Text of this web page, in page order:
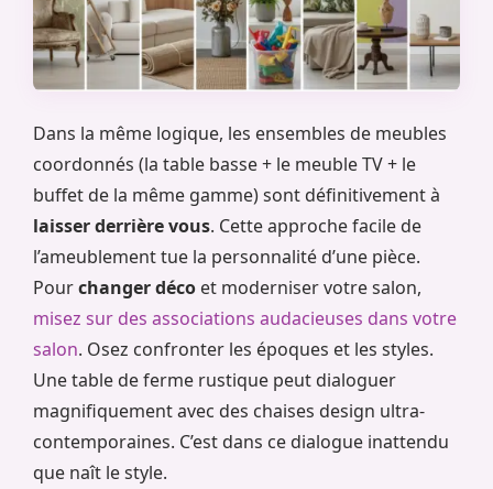
Dans la même logique, les ensembles de meubles
coordonnés (la table basse + le meuble TV + le
buffet de la même gamme) sont définitivement à
laisser derrière vous. Cette approche facile de
l’ameublement tue la personnalité d’une pièce.
Pourchanger déco et moderniser votre salon,
misez sur des associations audacieuses dans votre
salon. Osez confronter les époques et les styles.
Une table de ferme rustique peut dialoguer
magnifiquement avec des chaises design ultra-
contemporaines. C’est dans ce dialogue inattendu
que naît le style.